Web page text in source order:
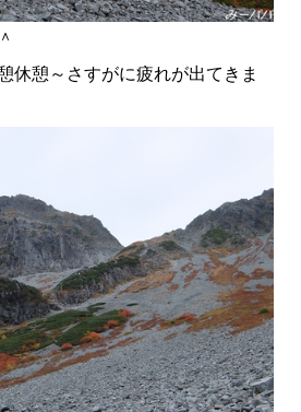
休憩～さすがに疲れが出てきま